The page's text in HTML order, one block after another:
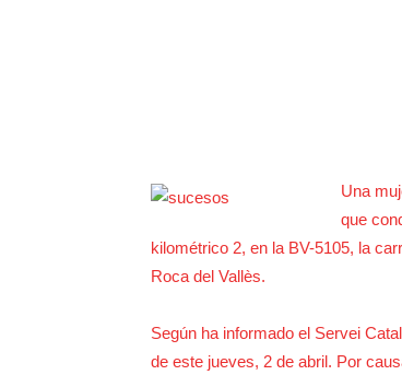
Una
que
kilométrico 2, en la BV-5105, la
Roca del Vallès.
Según ha informado el Servei
de este jueves, 2 de abril. Por